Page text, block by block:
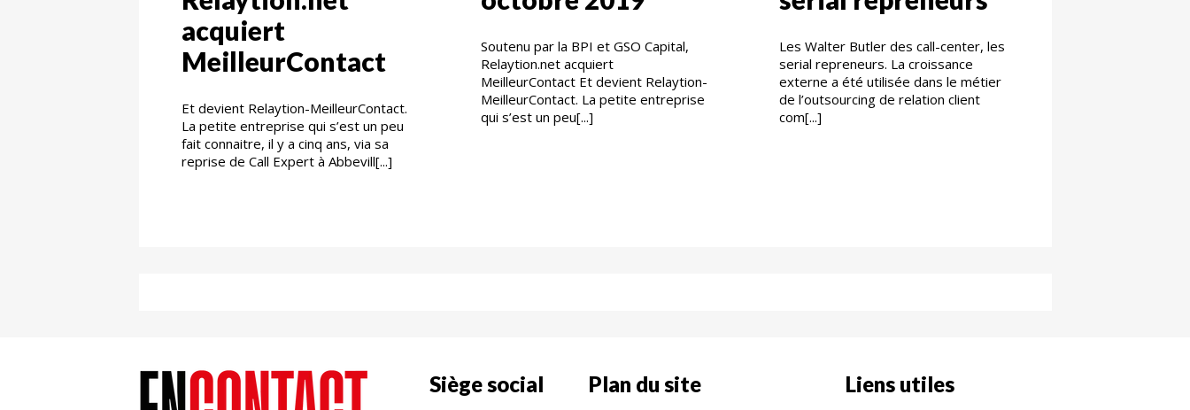
acquiert
MeilleurContact
Et devient Relaytion-MeilleurContact.
La petite entreprise qui s’est un peu
fait connaitre, il y a cinq ans, via sa
reprise de Call Expert à Abbevill[...]
Soutenu par la BPI et GSO Capital,
Relaytion.net acquiert
MeilleurContact Et devient Relaytion-
MeilleurContact. La petite entreprise
qui s’est un peu[...]
Les Walter Butler des call-center, les
serial repreneurs. La croissance
externe a été utilisée dans le métier
de l’outsourcing de relation client
com[...]
Siège social Plan du site Liens utiles